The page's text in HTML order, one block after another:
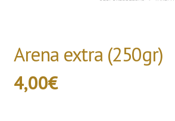
Arena extra (250gr)
4,00€